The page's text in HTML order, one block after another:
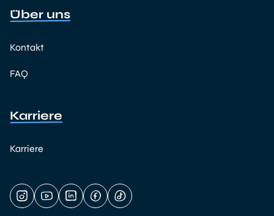
Über uns
Kontakt
FAQ
Karriere
Karriere